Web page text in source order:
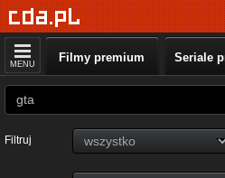
MENU Filmy premium Seriale
Filtruj